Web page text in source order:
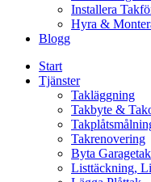
Installera
Hyra &
Blogg
Start
Tjänster
Takläggning
Takbyte &
Takrenovering
Byta Garagetak
Listtäckning,